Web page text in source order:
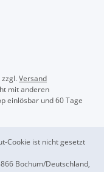
Versand
mit anderen
einlösbar und 60 Tage
Cookie ist nicht gesetzt
Bochum/Deutschland,